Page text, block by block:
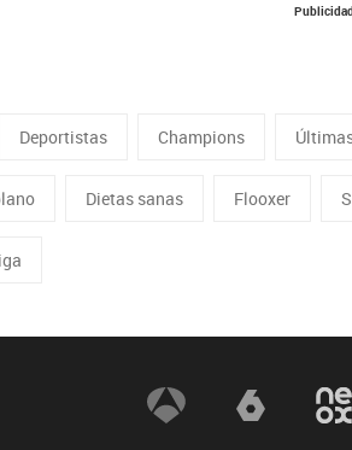
Publicidad
Deportistas Champions
Dietas sanas Flooxer